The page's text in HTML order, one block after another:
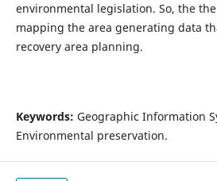
environmental legislation. So, the
mapping the area generating data
recovery area planning.
Keywords: Geographic Information
Environmental preservation.